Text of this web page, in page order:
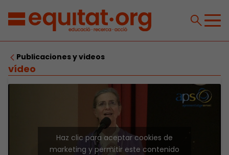
Publicaciones y videos
vídeo
Haz clic para aceptar cookies de
marketing y permitir este contenido